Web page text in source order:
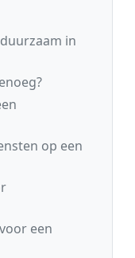
in
op een
een